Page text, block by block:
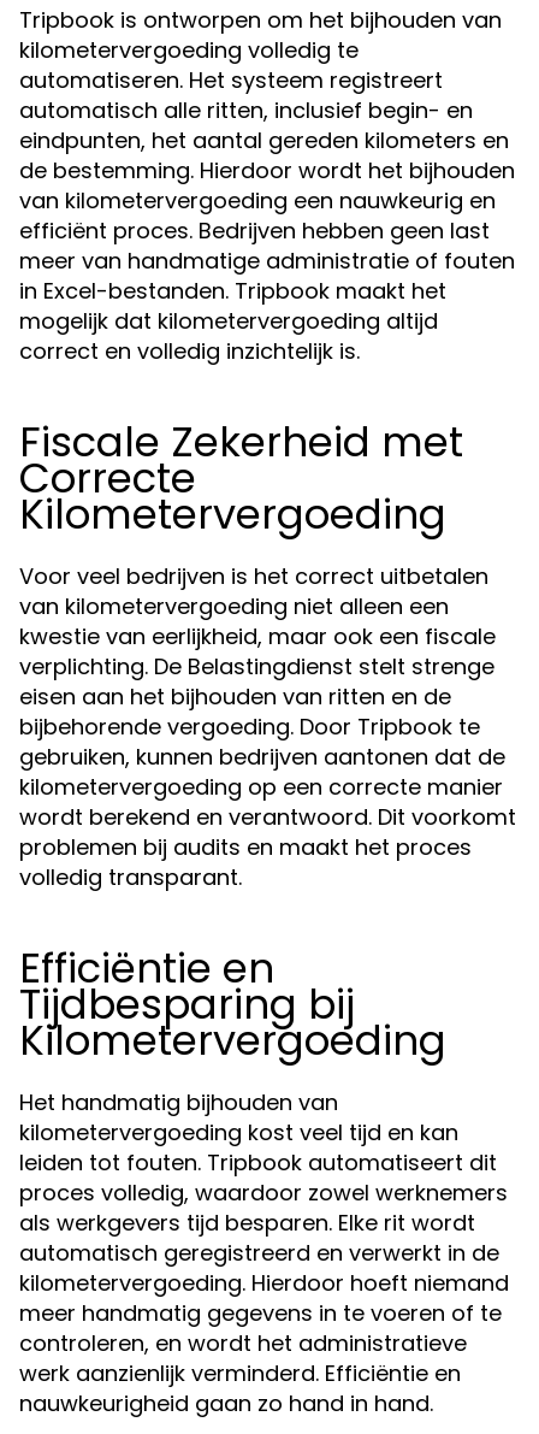
Tripbook is ontworpen om het bijhouden van
kilometervergoeding volledig te
automatiseren. Het systeem registreert
automatisch alle ritten, inclusief begin- en
eindpunten, het aantal gereden kilometers en
de bestemming. Hierdoor wordt het bijhouden
van kilometervergoeding een nauwkeurig en
efficiënt proces. Bedrijven hebben geen last
meer van handmatige administratie of fouten
in Excel-bestanden. Tripbook maakt het
mogelijk dat kilometervergoeding altijd
correct en volledig inzichtelijk is.
Fiscale Zekerheid met
Correcte
Kilometervergoeding
Voor veel bedrijven is het correct uitbetalen
van kilometervergoeding niet alleen een
kwestie van eerlijkheid, maar ook een fiscale
verplichting. De Belastingdienst stelt strenge
eisen aan het bijhouden van ritten en de
bijbehorende vergoeding. Door Tripbook te
gebruiken, kunnen bedrijven aantonen dat de
kilometervergoeding op een correcte manier
wordt berekend en verantwoord. Dit voorkomt
problemen bij audits en maakt het proces
volledig transparant.
Efficiëntie en
Tijdbesparing bij
Kilometervergoeding
Het handmatig bijhouden van
kilometervergoeding kost veel tijd en kan
leiden tot fouten. Tripbook automatiseert dit
proces volledig, waardoor zowel werknemers
als werkgevers tijd besparen. Elke rit wordt
automatisch geregistreerd en verwerkt in de
kilometervergoeding. Hierdoor hoeft niemand
meer handmatig gegevens in te voeren of te
controleren, en wordt het administratieve
werk aanzienlijk verminderd. Efficiëntie en
nauwkeurigheid gaan zo hand in hand.